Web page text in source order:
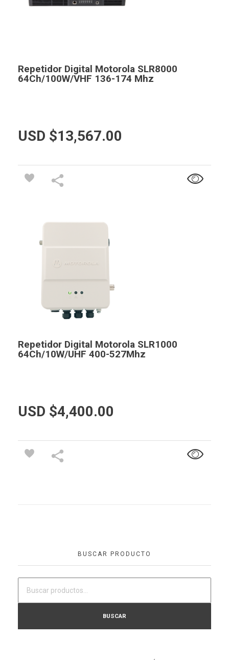
Repetidor Digital Motorola SLR8000
64Ch/100W/VHF 136-174 Mhz
USD $13,567.00
Repetidor Digital Motorola SLR1000
64Ch/10W/UHF 400-527Mhz
USD $4,400.00
BUSCAR PRODUCTO
BUSCAR